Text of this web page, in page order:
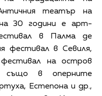
театър на
30 години е арт-
в Палма де
фестивал в Севиля,
на остров
също в оперните
Естепона и др.,